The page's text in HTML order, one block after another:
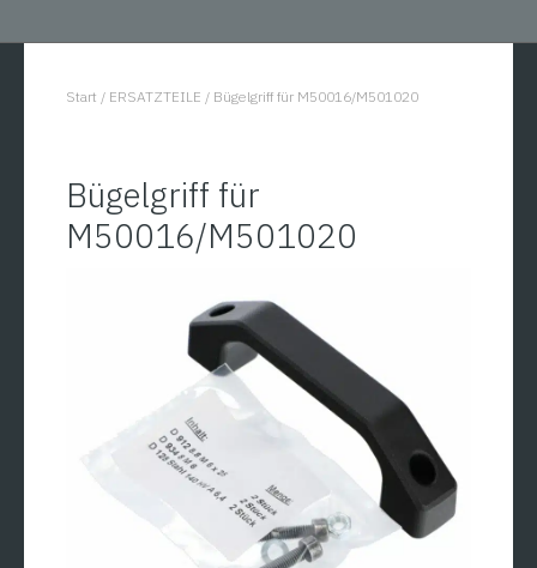
You are here:
Start / ERSATZTEILE / Bügelgriff für M50016/M501020
Bügelgriff für
M50016/M501020